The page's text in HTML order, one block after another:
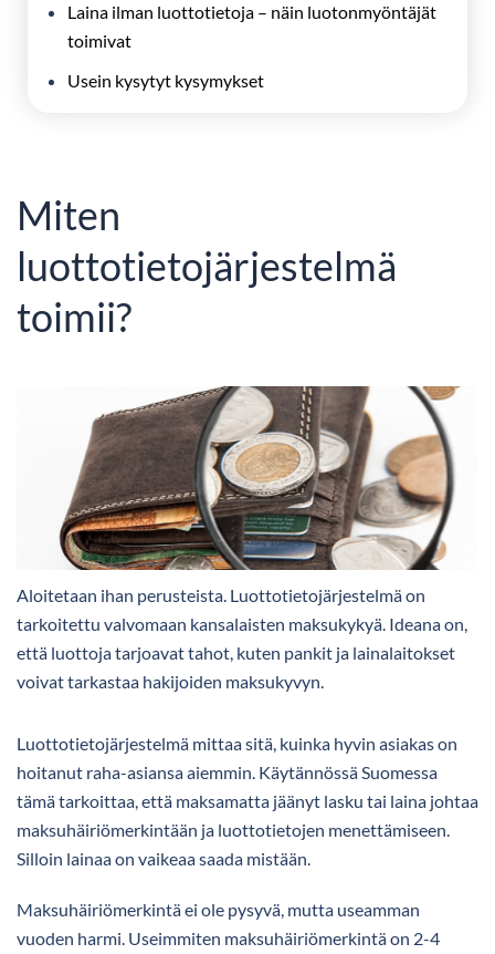
Laina ilman luottotietoja – näin luotonmyöntäjät
toimivat
Usein kysytyt kysymykset
Miten
luottotietojärjestelmä
toimii?
Aloitetaan ihan perusteista. Luottotietojärjestelmä on
tarkoitettu valvomaan kansalaisten maksukykyä. Ideana on,
että luottoja tarjoavat tahot, kuten pankit ja lainalaitokset
voivat tarkastaa hakijoiden maksukyvyn.
Luottotietojärjestelmä mittaa sitä, kuinka hyvin asiakas on
hoitanut raha-asiansa aiemmin. Käytännössä Suomessa
tämä tarkoittaa, että maksamatta jäänyt lasku tai laina johtaa
maksuhäiriömerkintään ja luottotietojen menettämiseen.
Silloin lainaa on vaikeaa saada mistään.
Maksuhäiriömerkintä ei ole pysyvä, mutta useamman
vuoden harmi. Useimmiten maksuhäiriömerkintä on 2-4